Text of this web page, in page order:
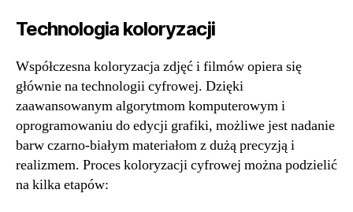
Technologia koloryzacji
Współczesna koloryzacja zdjęć i filmów opiera się
głównie na technologii cyfrowej. Dzięki
zaawansowanym algorytmom komputerowym i
oprogramowaniu do edycji grafiki, możliwe jest nadanie
barw czarno-białym materiałom z dużą precyzją i
realizmem. Proces koloryzacji cyfrowej można podzielić
na kilka etapów: